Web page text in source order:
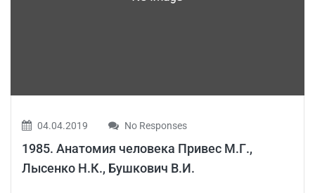
04.04.2019 No Responses
1985. Анатомия человека Привес М.Г.,
Лысенко Н.К., Бушкович В.И.